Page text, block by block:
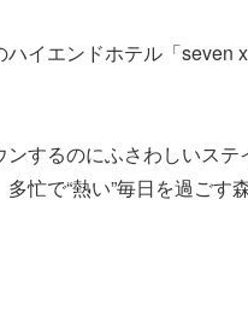
ハイエンドホテル「seven
ンするのにふさわしいステ
忙で“熱い”毎日を過ごす